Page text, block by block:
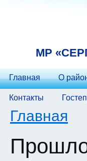
МP
Главная О
Контакты
Вы здесь
Главная